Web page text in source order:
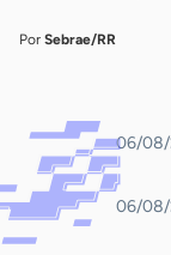
Por Sebrae/RR
06/08/
06/08/